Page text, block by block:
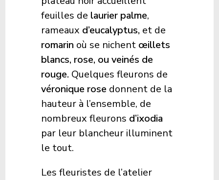
feuilles de laurier palme,
rameaux d’eucalyptus, et de
romarin où se nichent œillets
blancs, rose, ou veinés de
rouge. Quelques fleurons de
véronique rose donnent de la
hauteur à l’ensemble, de
nombreux fleurons d’ixodia
par leur blancheur illuminent
le tout.
Les fleuristes de l’atelier